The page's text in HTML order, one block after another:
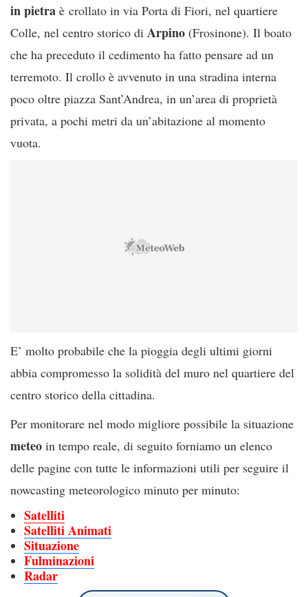
in pietra è crollato in via Porta di Fiori, nel quartiere
Colle, nel centro storico di Arpino (Frosinone). Il boato
che ha preceduto il cedimento ha fatto pensare ad un
terremoto. Il crollo è avvenuto in una stradina interna
poco oltre piazza Sant’Andrea, in un’area di proprietà
privata, a pochi metri da un’abitazione al momento
vuota.
E’ molto probabile che la pioggia degli ultimi giorni
abbia compromesso la solidità del muro nel quartiere del
centro storico della cittadina.
Per monitorare nel modo migliore possibile la situazione
meteo in tempo reale, di seguito forniamo un elenco
delle pagine con tutte le informazioni utili per seguire il
nowcasting meteorologico minuto per minuto:
Satelliti
Satelliti Animati
Situazione
Fulminazioni
Radar